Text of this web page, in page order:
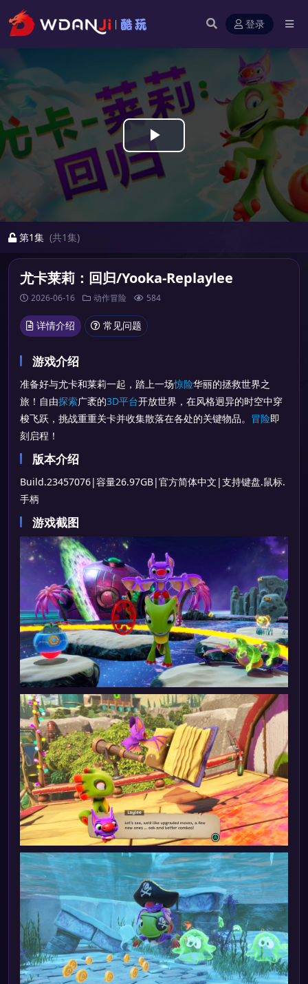
登录
Play
Video
第1集 (共1集)
尤卡莱莉：回归/Yooka-Replaylee
2026-06-16 动作冒险 584
详情介绍 常见问题
游戏介绍
准备好与尤卡和莱莉一起，踏上一场惊险华丽的拯救世界之
旅！自由探索广袤的3D平台开放世界，在风格迥异的时空中穿
梭飞跃，挑战重重关卡并收集散落在各处的关键物品。 冒险即
刻启程！
版本介绍
Build.23457076|容量26.97GB|官方简体中文|支持键盘.鼠标.
手柄
游戏截图